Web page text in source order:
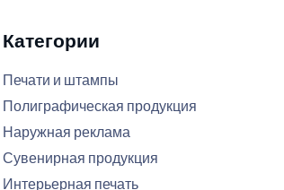
Категории
Печати и штампы
Полиграфическая продукция
Наружная реклама
Сувенирная продукция
Интерьерная печать